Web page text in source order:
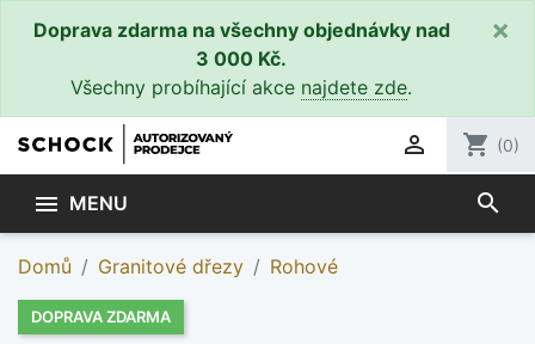
Doprava zdarma na všechny objednávky nad
3 000 Kč.
Všechny probíhající akce najdete zde.
×
 shopping_cart (0)
 MENU search
Domů Granitové dřezy Rohové
DOPRAVA ZDARMA